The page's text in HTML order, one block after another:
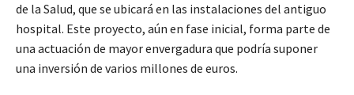
de la Salud, que se ubicará en las instalaciones del antiguo
hospital. Este proyecto, aún en fase inicial, forma parte de
una actuación de mayor envergadura que podría suponer
una inversión de varios millones de euros.